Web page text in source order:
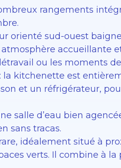
rangements
orienté sud-ouest
accueillante
ou les moments
kitchenette est
et un réfrigérateur,
salle d’eau bien
sans tracas.
idéalement situé à
verts. Il combine à